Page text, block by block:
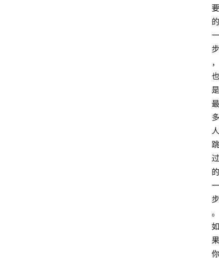
要
的
一
步
，
也
是
最
多
人
跳
过
的
一
步
。
如
果
你